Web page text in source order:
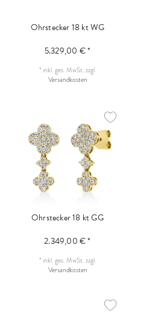
Ohrstecker 18 kt WG
5.329,00 € *
* inkl. ges. MwSt.zzgl.
Versandkosten
Ohrstecker 18 kt GG
2.349,00 € *
* inkl. ges. MwSt.zzgl.
Versandkosten